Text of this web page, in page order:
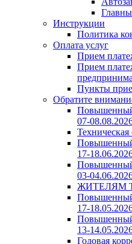
Инструкции
Политика
Оплата услуг
Прием
Прием
Пункты
Обратите
Повышенный
07-
Повышенный
17-
Повышенный
03-
ЖИТЕЛЯМ
Повышенный
17-
Повышенный
13-
Годовая